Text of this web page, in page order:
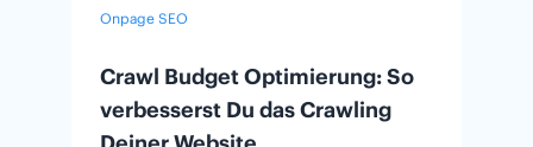
Onpage SEO
Crawl Budget Optimierung: So
verbesserst Du das Crawling